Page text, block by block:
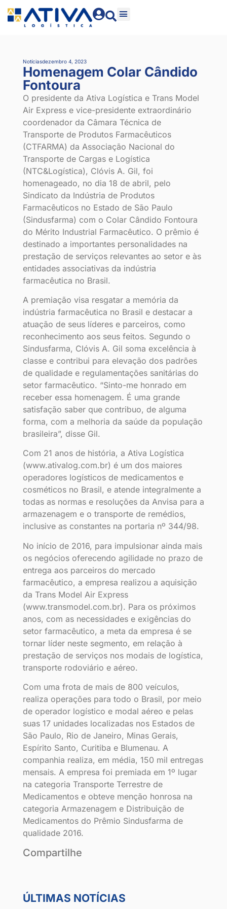
Notíciasdezembro 4, 2023
Homenagem Colar Cândido
Fontoura
O presidente da Ativa Logística e Trans Model
Air Express e vice-presidente extraordinário
coordenador da Câmara Técnica de
Transporte de Produtos Farmacêuticos
(CTFARMA) da Associação Nacional do
Transporte de Cargas e Logística
(NTC&Logística), Clóvis A. Gil, foi
homenageado, no dia 18 de abril, pelo
Sindicato da Indústria de Produtos
Farmacêuticos no Estado de São Paulo
(Sindusfarma) com o Colar Cândido Fontoura
do Mérito Industrial Farmacêutico. O prêmio é
destinado a importantes personalidades na
prestação de serviços relevantes ao setor e às
entidades associativas da indústria
farmacêutica no Brasil.
A premiação visa resgatar a memória da
indústria farmacêutica no Brasil e destacar a
atuação de seus líderes e parceiros, como
reconhecimento aos seus feitos. Segundo o
Sindusfarma, Clóvis A. Gil soma excelência à
classe e contribui para elevação dos padrões
de qualidade e regulamentações sanitárias do
setor farmacêutico. “Sinto-me honrado em
receber essa homenagem. É uma grande
satisfação saber que contribuo, de alguma
forma, com a melhoria da saúde da população
brasileira”, disse Gil.
Com 21 anos de história, a Ativa Logística
(www.ativalog.com.br) é um dos maiores
operadores logísticos de medicamentos e
cosméticos no Brasil, e atende integralmente a
todas as normas e resoluções da Anvisa para a
armazenagem e o transporte de remédios,
inclusive as constantes na portaria nº 344/98.
No início de 2016, para impulsionar ainda mais
os negócios oferecendo agilidade no prazo de
entrega aos parceiros do mercado
farmacêutico, a empresa realizou a aquisição
da Trans Model Air Express
(www.transmodel.com.br). Para os próximos
anos, com as necessidades e exigências do
setor farmacêutico, a meta da empresa é se
tornar líder neste segmento, em relação à
prestação de serviços nos modais de logística,
transporte rodoviário e aéreo.
Com uma frota de mais de 800 veículos,
realiza operações para todo o Brasil, por meio
de operador logístico e modal aéreo e pelas
suas 17 unidades localizadas nos Estados de
São Paulo, Rio de Janeiro, Minas Gerais,
Espírito Santo, Curitiba e Blumenau. A
companhia realiza, em média, 150 mil entregas
mensais. A empresa foi premiada em 1º lugar
na categoria Transporte Terrestre de
Medicamentos e obteve menção honrosa na
categoria Armazenagem e Distribuição de
Medicamentos do Prêmio Sindusfarma de
qualidade 2016.
Compartilhe
ÚLTIMAS NOTÍCIAS